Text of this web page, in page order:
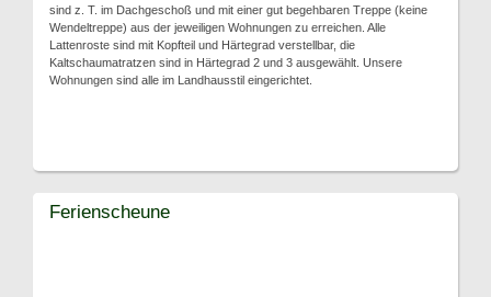
sind z. T. im Dachgeschoß und mit einer gut begehbaren Treppe (keine
Wendeltreppe) aus der jeweiligen Wohnungen zu erreichen. Alle
Lattenroste sind mit Kopfteil und Härtegrad verstellbar, die
Kaltschaumatratzen sind in Härtegrad 2 und 3 ausgewählt. Unsere
Wohnungen sind alle im Landhausstil eingerichtet.
Ferienscheune